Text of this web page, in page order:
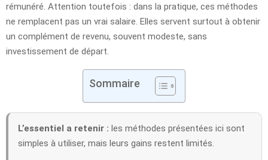
rémunéré. Attention toutefois : dans la pratique, ces méthodes
ne remplacent pas un vrai salaire. Elles servent surtout à obtenir
un complément de revenu, souvent modeste, sans
investissement de départ.
Sommaire
L’essentiel a retenir : les méthodes présentées ici sont
simples à utiliser, mais leurs gains restent limités.